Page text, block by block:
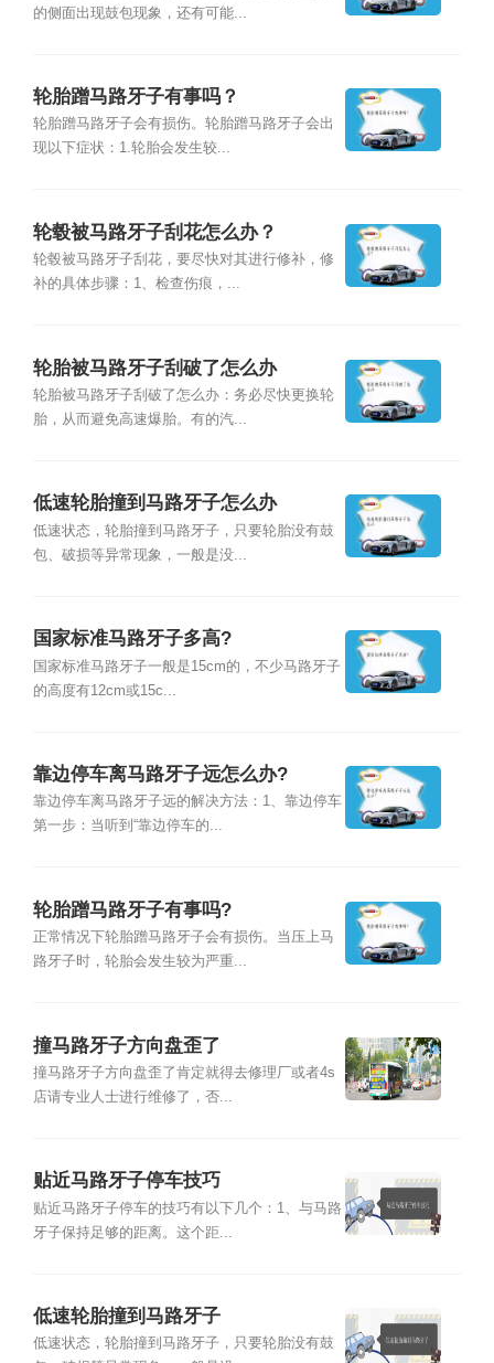
的侧面出现鼓包现象，还有可能...
轮胎蹭马路牙子有事吗？
轮胎蹭马路牙子会有损伤。轮胎蹭马路牙子会出
现以下症状：1.轮胎会发生较...
轮毂被马路牙子刮花怎么办？
轮毂被马路牙子刮花，要尽快对其进行修补，修
补的具体步骤：1、检查伤痕，...
轮胎被马路牙子刮破了怎么办
轮胎被马路牙子刮破了怎么办：务必尽快更换轮
胎，从而避免高速爆胎。有的汽...
低速轮胎撞到马路牙子怎么办
低速状态，轮胎撞到马路牙子，只要轮胎没有鼓
包、破损等异常现象，一般是没...
国家标准马路牙子多高?
国家标准马路牙子一般是15cm的，不少马路牙子
的高度有12cm或15c...
靠边停车离马路牙子远怎么办?
靠边停车离马路牙子远的解决方法：1、靠边停车
第一步：当听到“靠边停车的...
轮胎蹭马路牙子有事吗?
正常情况下轮胎蹭马路牙子会有损伤。当压上马
路牙子时，轮胎会发生较为严重...
撞马路牙子方向盘歪了
撞马路牙子方向盘歪了肯定就得去修理厂或者4s
店请专业人士进行维修了，否...
贴近马路牙子停车技巧
贴近马路牙子停车的技巧有以下几个：1、与马路
牙子保持足够的距离。这个距...
低速轮胎撞到马路牙子
低速状态，轮胎撞到马路牙子，只要轮胎没有鼓